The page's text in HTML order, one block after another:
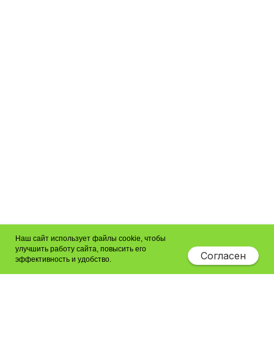
Наш сайт использует файлы cookie, чтобы
улучшить работу сайта, повысить его
эффективность и удобство.
Согласен